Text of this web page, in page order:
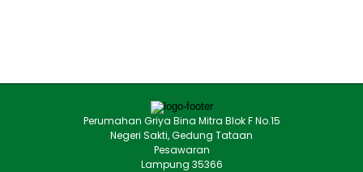
Perumahan Griya Bina Mitra Blok F No.15
Negeri Sakti, Gedung Tataan
Pesawaran
Lampung 35366